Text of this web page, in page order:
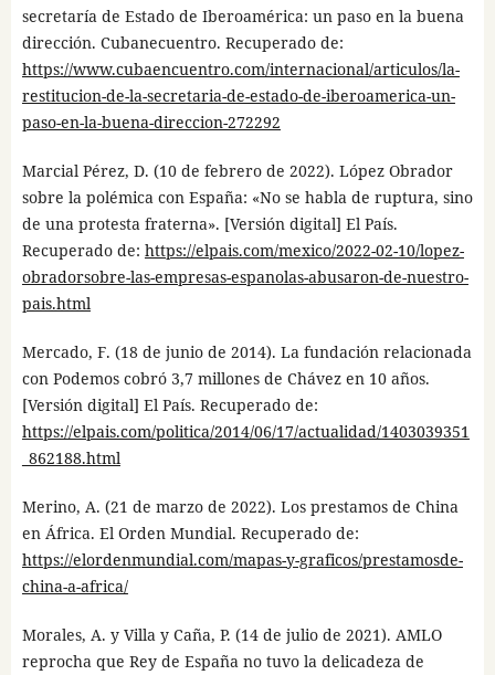
secretaría de Estado de Iberoamérica: un paso en la buena
dirección. Cubanecuentro. Recuperado de:
https://www.cubaencuentro.com/internacional/articulos/la-
restitucion-de-la-secretaria-de-estado-de-iberoamerica-un-
paso-en-la-buena-direccion-272292
Marcial Pérez, D. (10 de febrero de 2022). López Obrador
sobre la polémica con España: «No se habla de ruptura, sino
de una protesta fraterna». [Versión digital] El País.
Recuperado de: https://elpais.com/mexico/2022-02-10/lopez-
obradorsobre-las-empresas-espanolas-abusaron-de-nuestro-
pais.html
Mercado, F. (18 de junio de 2014). La fundación relacionada
con Podemos cobró 3,7 millones de Chávez en 10 años.
[Versión digital] El País. Recuperado de:
https://elpais.com/politica/2014/06/17/actualidad/1403039351
_862188.html
Merino, A. (21 de marzo de 2022). Los prestamos de China
en África. El Orden Mundial. Recuperado de:
https://elordenmundial.com/mapas-y-graficos/prestamosde-
china-a-africa/
Morales, A. y Villa y Caña, P. (14 de julio de 2021). AMLO
reprocha que Rey de España no tuvo la delicadeza de